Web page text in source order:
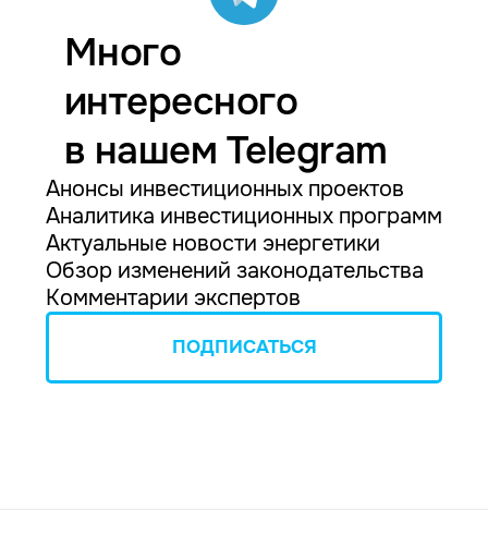
Много
интересного
в нашем Telegram
Анонсы инвестиционных проектов
Аналитика инвестиционных программ
Актуальные новости энергетики
Обзор изменений законодательства
Комментарии экспертов
ПОДПИСАТЬСЯ